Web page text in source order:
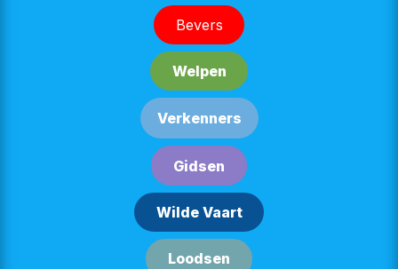
Bever​​s
Welpe​​n
Verken​​n​​ers
G​​id​​sen
Wilde Vaart
Lood​​sen​​​​